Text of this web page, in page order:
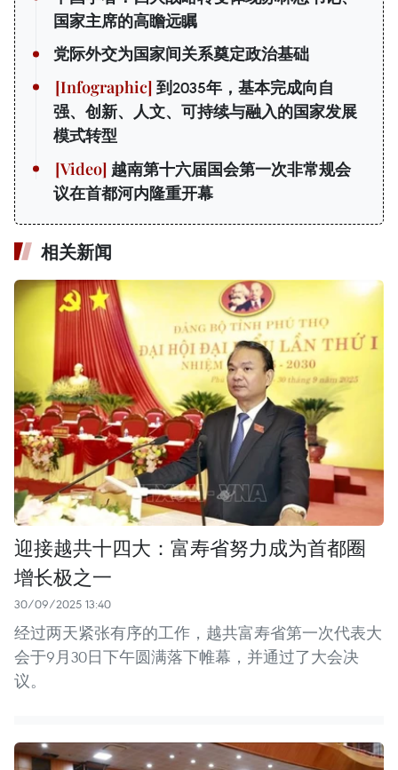
国家主席的高瞻远瞩
党际外交为国家间关系奠定政治基础
到2035年，基本完成向自
强、创新、人文、可持续与融入的国家发展
模式转型
越南第十六届国会第一次非常规会
议在首都河内隆重开幕
相关新闻
迎接越共十四大：富寿省努力成为首都圈
增长极之一
30/09/2025 13:40
经过两天紧张有序的工作，越共富寿省第一次代表大
会于9月30日下午圆满落下帷幕，并通过了大会决
议。